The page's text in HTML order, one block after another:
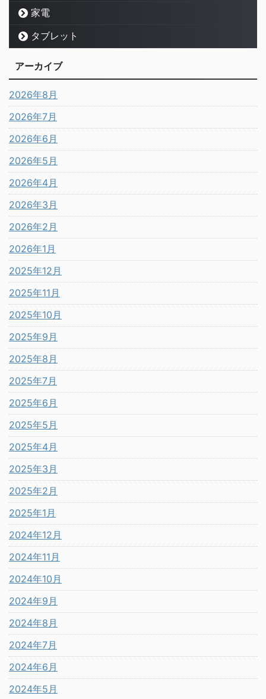
家電
タブレット
アーカイブ
2026年8月
2026年7月
2026年6月
2026年5月
2026年4月
2026年3月
2026年2月
2026年1月
2025年12月
2025年11月
2025年10月
2025年9月
2025年8月
2025年7月
2025年6月
2025年5月
2025年4月
2025年3月
2025年2月
2025年1月
2024年12月
2024年11月
2024年10月
2024年9月
2024年8月
2024年7月
2024年6月
2024年5月